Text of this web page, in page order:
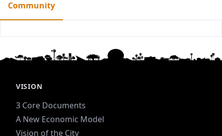
Community
VISION
3 Core Documents
A New Economic Model
Vision of the City